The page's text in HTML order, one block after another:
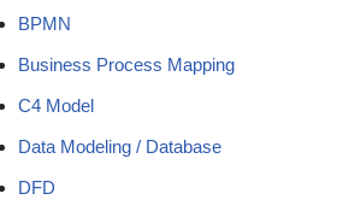
BPMN
Business Process Mapping
C4 Model
Data Modeling / Database
DFD